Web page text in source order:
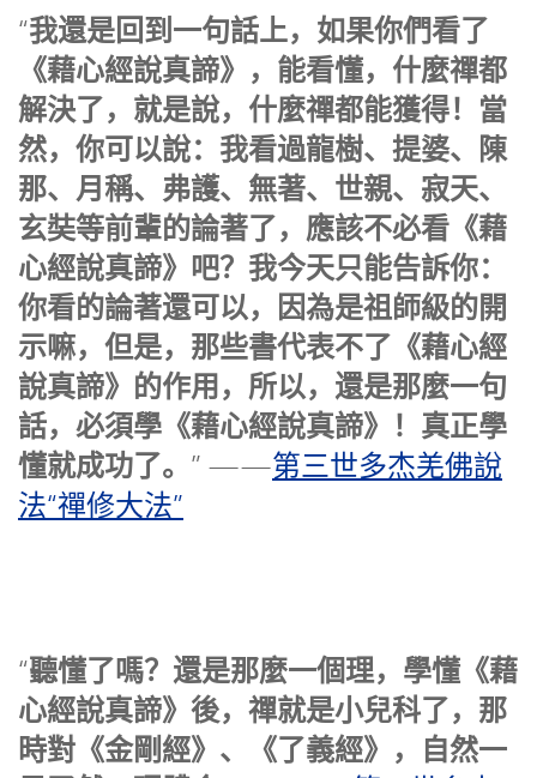
“我還是回到一句話上，如果你們看了
《藉心經說真諦》，能看懂，什麼禪都
解決了，就是說，什麼禪都能獲得！當
然，你可以說：我看過龍樹、提婆、陳
那、月稱、弗護、無著、世親、寂天、
玄奘等前輩的論著了，應該不必看《藉
心經說真諦》吧？我今天只能告訴你：
你看的論著還可以，因為是祖師級的開
示嘛，但是，那些書代表不了《藉心經
說真諦》的作用，所以，還是那麼一句
話，必須學《藉心經說真諦》！真正學
懂就成功了。 ” ——第三世多杰羌佛說
法“禪修大法”
“聽懂了嗎？還是那麼一個理，學懂《藉
心經說真諦》後，禪就是小兒科了，那
時對《金剛經》、《了義經》，自然一